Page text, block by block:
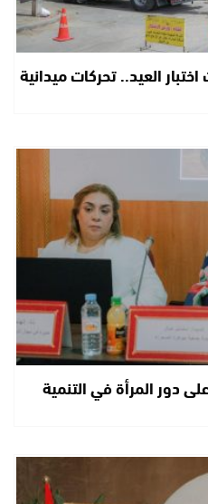
العيد.. تحركات ميدانية
دور المرأة في التنمية